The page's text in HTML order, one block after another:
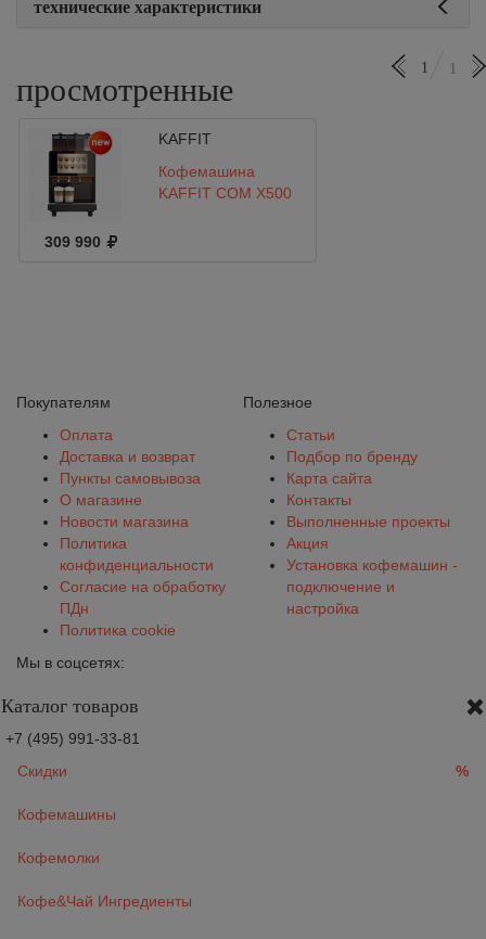
технические характеристики
просмотренные
1 1
KAFFIT
Кофемашина
KAFFIT COM X500
309 990
Покупателям
Оплата
Доставка и возврат
Пункты самовывоза
О магазине
Новости магазина
Политика
конфиденциальности
Согласие на обработку
ПДн
Политика cookie
Полезное
Статьи
Подбор по бренду
Карта сайта
Контакты
Выполненные проекты
Акция
Установка кофемашин -
подключение и
настройка
Мы в соцсетях:
Каталог товаров
+7 (495) 991-33-81
Скидки
%
Кофемашины
Кофемолки
Кофе&Чай Ингредиенты